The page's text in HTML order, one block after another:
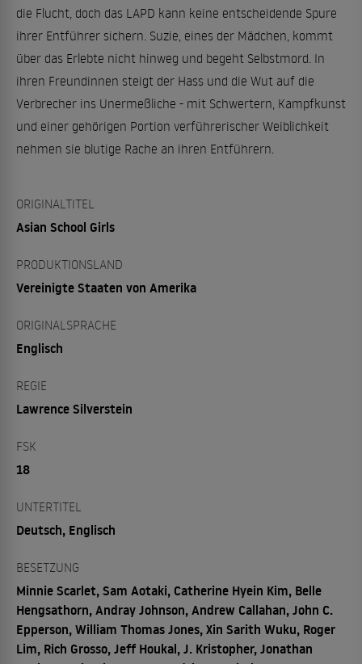
die Flucht, doch das LAPD kann keine entscheidende Spure
ihrer Entführer sichern. Suzie, eines der Mädchen, kommt
über das Erlebte nicht hinweg und begeht Selbstmord. In
ihren Freundinnen steigt der Hass und die Wut auf die
Verbrecher ins Unermeßliche - mit Schwertern, Kampfkunst
und einer gehörigen Portion verführerischer Weiblichkeit
nehmen sie blutige Rache an ihren Entführern.
ORIGINALTITEL
Asian School Girls
PRODUKTIONSLAND
Vereinigte Staaten von Amerika
ORIGINALSPRACHE
Englisch
REGIE
Lawrence Silverstein
FSK
18
UNTERTITEL
Deutsch, Englisch
BESETZUNG
Minnie Scarlet, Sam Aotaki, Catherine Hyein Kim, Belle
Hengsathorn, Andray Johnson, Andrew Callahan, John C.
Epperson, William Thomas Jones, Xin Sarith Wuku, Roger
Lim, Rich Grosso, Jeff Houkal, J. Kristopher, Jonathan